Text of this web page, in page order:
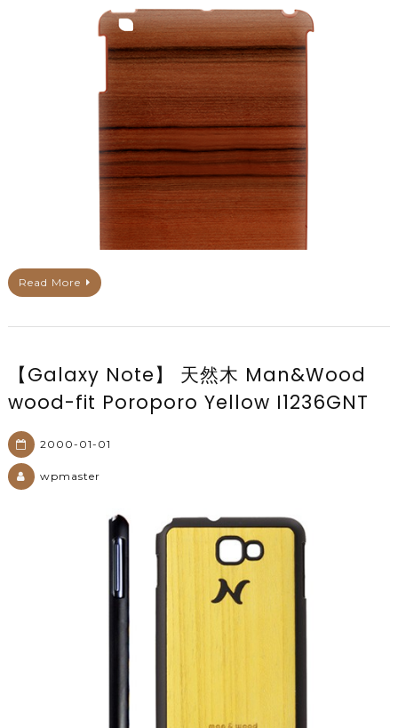
Read More
【Galaxy Note】 天然木 Man&Wood
wood-fit Poroporo Yellow I1236GNT
2000-01-01
wpmaster